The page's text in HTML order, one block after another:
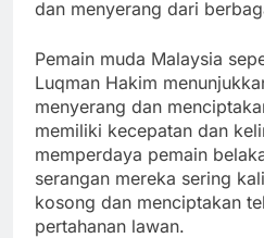
dan menyerang dari
Pemain muda Malaysia
Luqman Hakim
menyerang dan
memiliki kecepatan dan
memperdaya pemain
serangan mereka sering
kosong dan menciptakan
pertahanan lawan.